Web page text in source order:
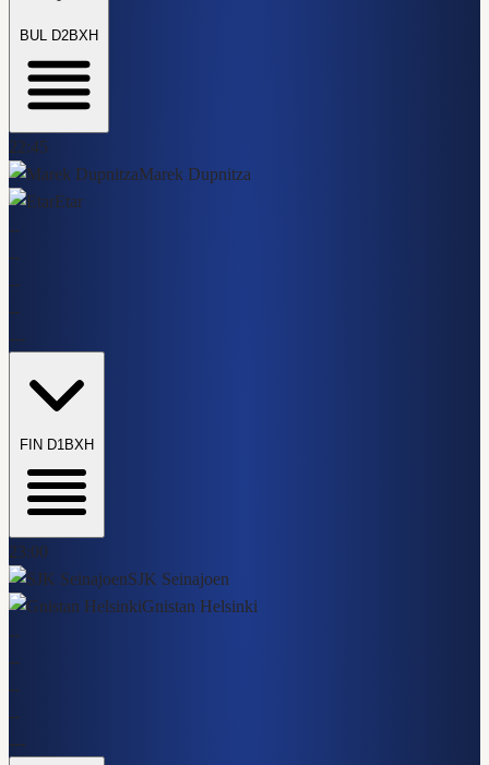
BUL D2
22:45
Marek Dupnitza
Etar
--
--
--
--
---
FIN D1
23:00
SJK Seinajoen
Gnistan Helsinki
--
--
--
--
---